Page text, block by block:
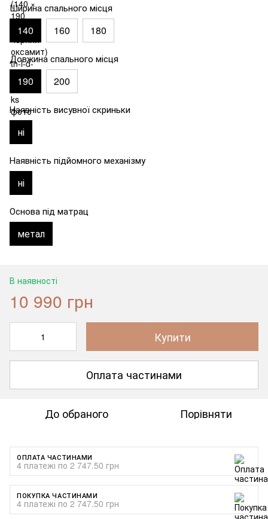
Ширина спального місця
140 160 180
Довжина спального місця
190 200
Наявність висувної скриньки
ні
Наявність підйомного механізму
ні
Основа під матрац
метал
В наявності
10 990 грн
Купити
Оплата частинами
До обраного Порівняти
ОПЛАТА ЧАСТИНАМИ
4 платежі по 2 747.50 грн
ПОКУПКА ЧАСТИНАМИ
4 платежі по 2 747.50 грн